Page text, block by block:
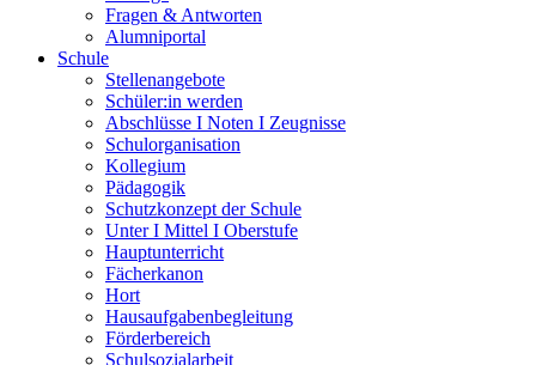
Fragen & Antworten
Alumniportal
Schule
Stellenangebote
Schüler:in werden
Abschlüsse I Noten I Zeugnisse
Schulorganisation
Kollegium
Pädagogik
Schutzkonzept der Schule
Unter I Mittel I Oberstufe
Hauptunterricht
Fächerkanon
Hort
Hausaufgabenbegleitung
Förderbereich
Schulsozialarbeit